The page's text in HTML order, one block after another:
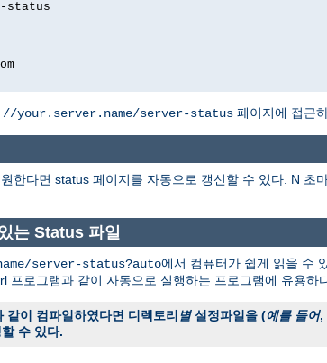
status
your.server.name/server-status 페이지에 접근
한다면 status 페이지를 자동으로 갱신할 수 있다. N 초
는 Status 파일
server-status?auto에서 컴퓨터가 쉽게 읽을 수
프로그램과 같이 자동으로 실행하는 프로그램에 유용하
같이 컴파일하였다면 디렉토리 별설정파일을 (예를 들어,
수 있다.